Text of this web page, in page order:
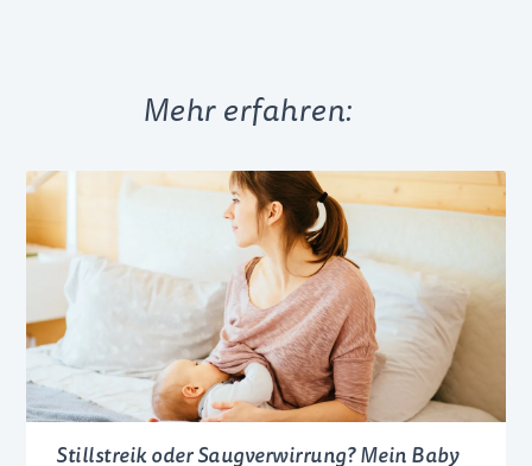
Mehr erfahren:
Stillstreik oder Saugverwirrung? Mein Baby